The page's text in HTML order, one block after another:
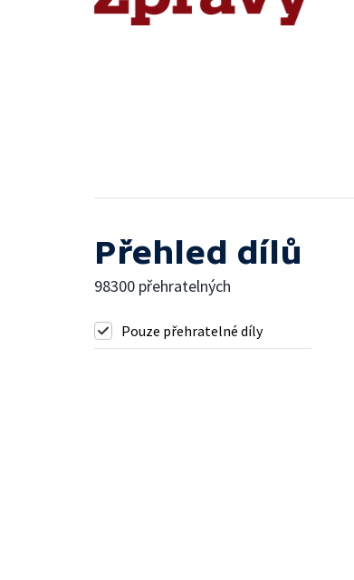
Přehled dílů
98300 přehratelných
Pouze přehratelné díly